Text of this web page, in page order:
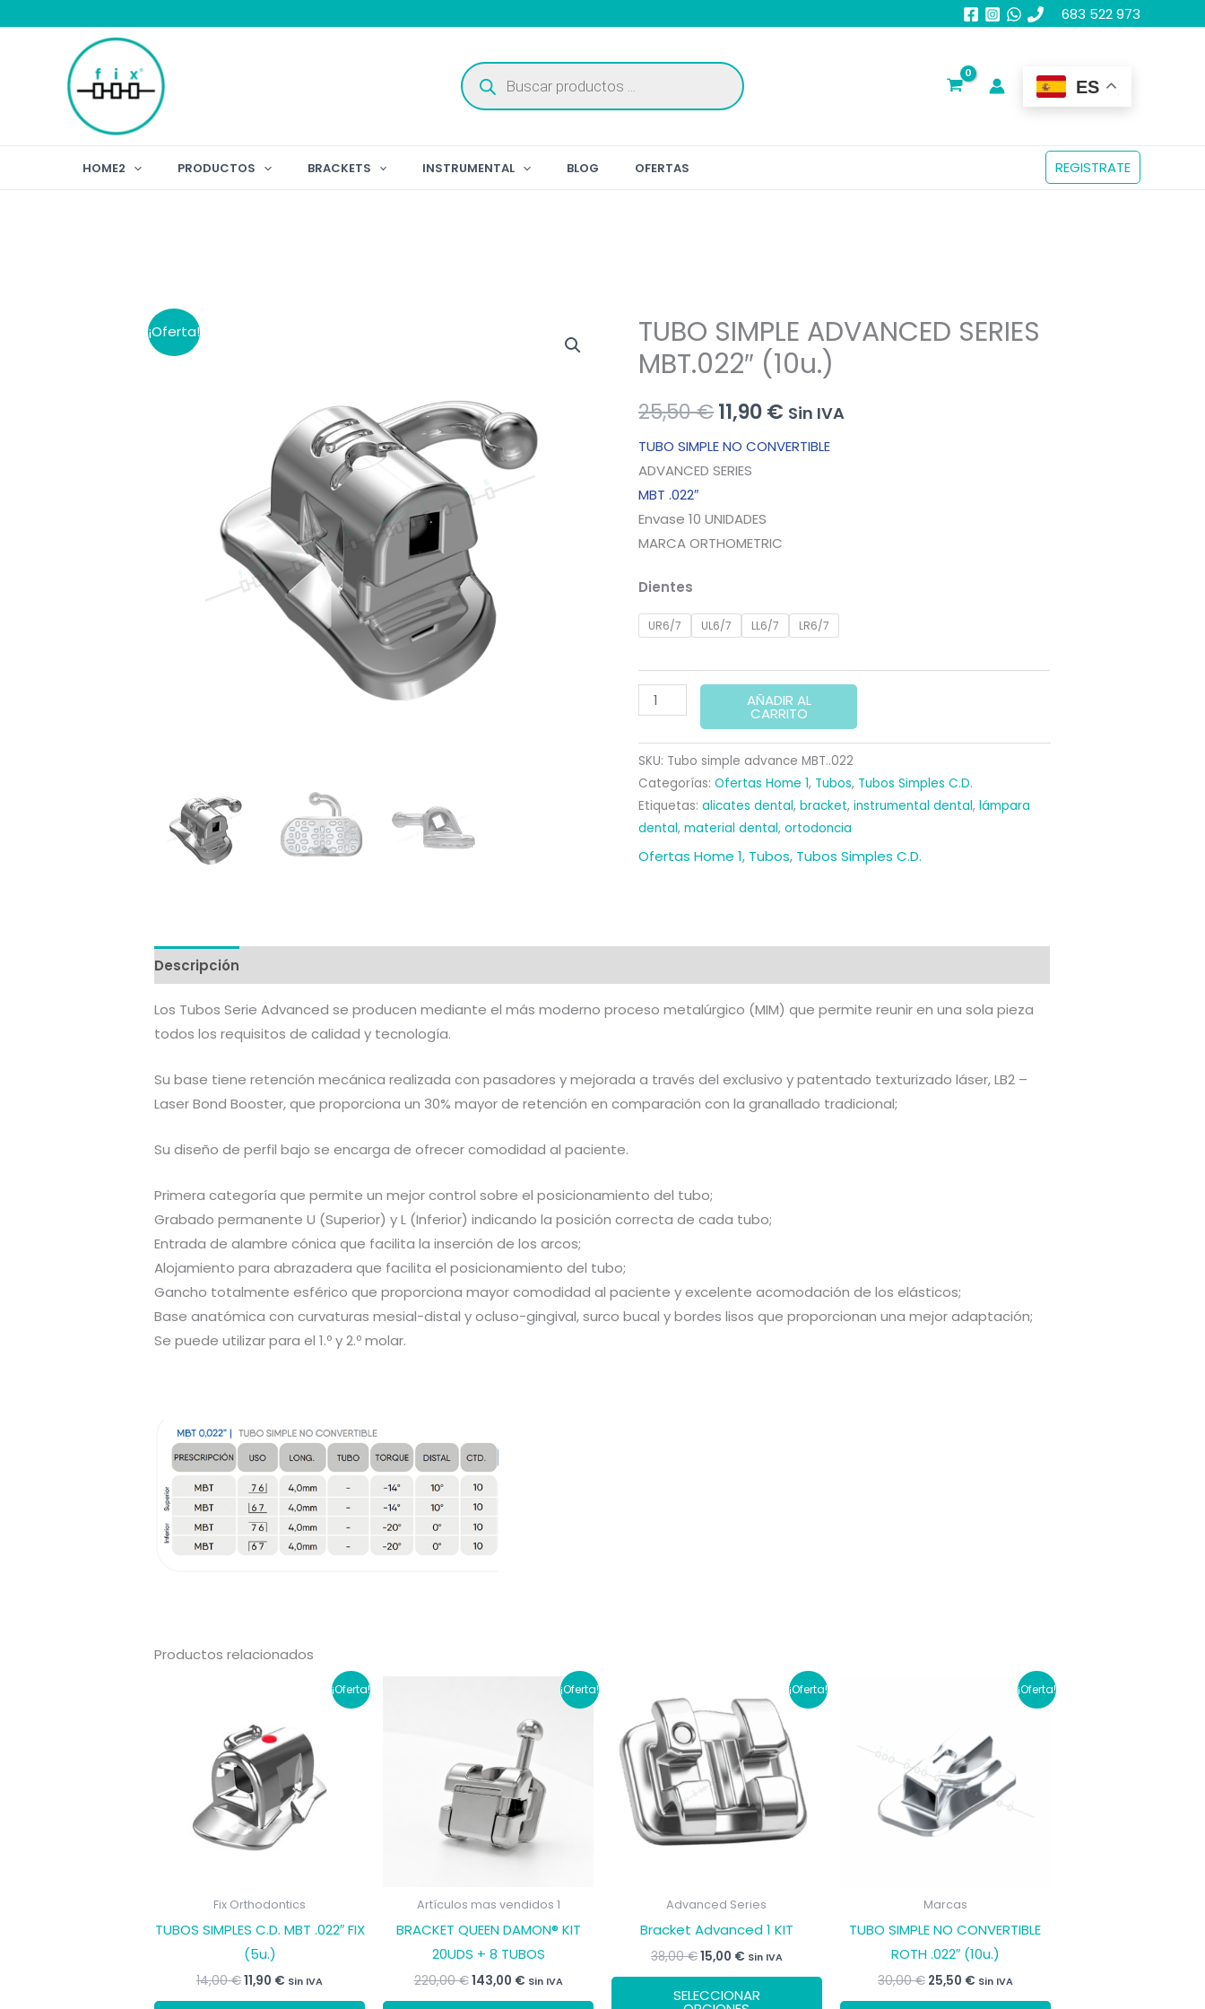
683 522 973
Búsqueda
de
productos ES
HOME2 PRODUCTOS BRACKETS INSTRUMENTAL BLOG OFERTAS REGISTRATE
¡Oferta!
TUBO SIMPLE ADVANCED SERIES
MBT.022″ (10u.)
25,50€El
precio
original
era:
25,50 €.
11,90€ El
precio
Sin IVA
TUBO SIMPLE NO CONVERTIBLE
ADVANCED SERIES
MBT .022″
Envase 10 UNIDADES
MARCA ORTHOMETRIC
Dientes
UR6/7 UL6/7 LL6/7 LR6/7
TUBO
SIMPLE
ADVANCED
SERIES
MBT.022"
(10u.)
AÑADIR AL
CARRITO
SKU: Tubo simple advance MBT..022
Categorías: Ofertas Home 1, Tubos, Tubos Simples C.D.
Etiquetas: alicates dental, bracket, instrumental dental, lámpara
dental, material dental, ortodoncia
Ofertas Home 1, Tubos, Tubos Simples C.D.
Descripción
Los Tubos Serie Advanced se producen mediante el más moderno proceso metalúrgico (MIM) que permite reunir en una sola pieza
todos los requisitos de calidad y tecnología.
Su base tiene retención mecánica realizada con pasadores y mejorada a través del exclusivo y patentado texturizado láser, LB2 –
Laser Bond Booster, que proporciona un 30% mayor de retención en comparación con la granallado tradicional;
Su diseño de perfil bajo se encarga de ofrecer comodidad al paciente.
Primera categoría que permite un mejor control sobre el posicionamiento del tubo;
Grabado permanente U (Superior) y L (Inferior) indicando la posición correcta de cada tubo;
Entrada de alambre cónica que facilita la inserción de los arcos;
Alojamiento para abrazadera que facilita el posicionamiento del tubo;
Gancho totalmente esférico que proporciona mayor comodidad al paciente y excelente acomodación de los elásticos;
Base anatómica con curvaturas mesial-distal y ocluso-gingival, surco bucal y bordes lisos que proporcionan una mejor adaptación;
Se puede utilizar para el 1.º y 2.º molar.
Productos relacionados
¡Oferta!
Fix Orthodontics
TUBOS SIMPLES C.D. MBT .022″ FIX
(5u.)
14,00€El
11,90 € El
Sin IVA
¡Oferta!
Artículos mas vendidos 1
BRACKET QUEEN DAMON® KIT
20UDS + 8 TUBOS
220,00€El
143,00 €ElSin IVA
¡Oferta!
Advanced Series
Bracket Advanced 1 KIT
38,00€El
era:
15,00 €El
es:
Sin IVA
SELECCIONAR
Este
¡Oferta!
Marcas
TUBO SIMPLE NO CONVERTIBLE
ROTH .022″ (10u.)
30,00€ El
25,50 €ElSin IVA